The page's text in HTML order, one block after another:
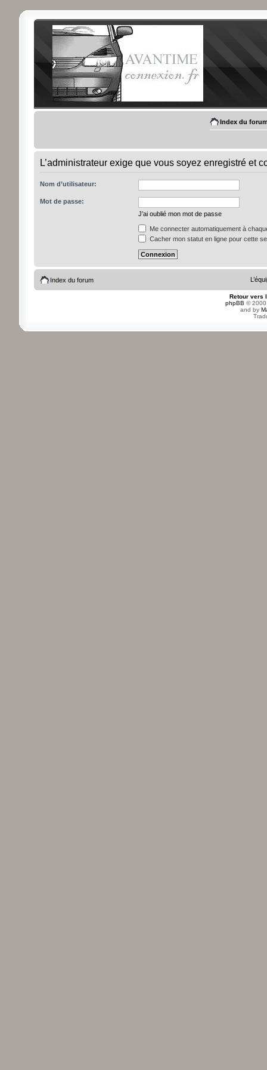
Index du
L’administrateur exige que vous soyez enregistré et
Nom d’utilisateur:
Mot de passe:
J’ai oublié mon mot de passe
Me connecter automatiquement à
Cacher mon statut en ligne pour cette
Index du forum
Retour vers
phpBB ©
and by